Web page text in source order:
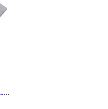
SALE 30%OFF! _ Lsize L.I.F.E #3 LBL ◆ LIVE IN FAB EARTH リブインファブアース : 半袖メイソンリーTシャツ Mix Gray